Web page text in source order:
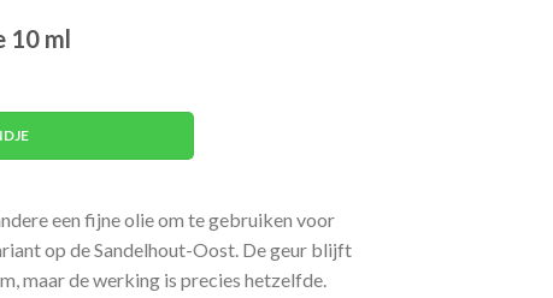
10 ml
een fijne olie om te gebruiken voor
op de Sandelhout-Oost. De geur blijft
maar de werking is precies hetzelfde.